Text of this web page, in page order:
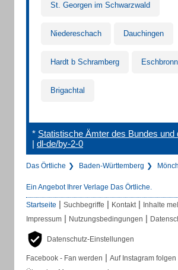
St. Georgen im Schwarzwald
Niedereschach Dauchingen
Hardt b Schramberg
Brigachtal
* Statistische Ämter des Bundes und
| dl-de/by-2-0
Das Örtliche Baden-Württemberg
Ein Angebot Ihrer Verlage Das Örtliche.
Startseite | Suchbegriffe | Kontakt | Inhalte
Impressum | Nutzungsbedingungen |
Datenschutz-Einstellungen
Facebook - Fan werden | Auf Instagram folgen